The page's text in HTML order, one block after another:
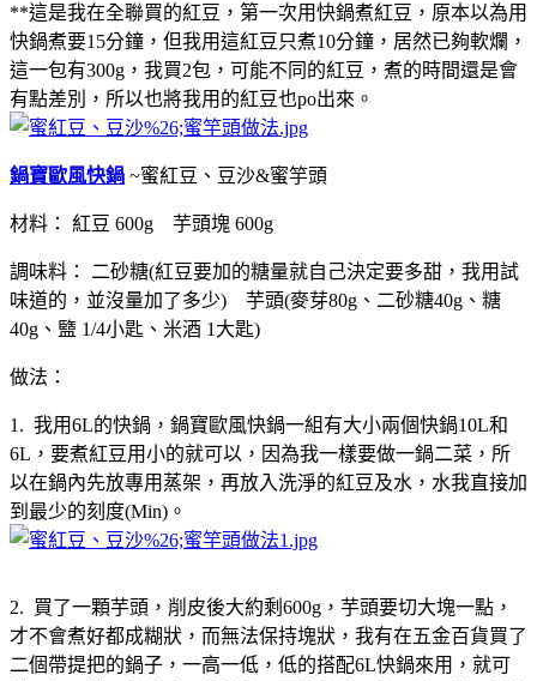
**這是我在全聯買的紅豆，第一次用快鍋煮紅豆，原本以為用
快鍋煮要15分鐘，但我用這紅豆只煮10分鐘，居然已夠軟爛，
這一包有300g，我買2包，可能不同的紅豆，煮的時間還是會
有點差別，所以也將我用的紅豆也po出來。
鍋寶歐風快鍋 ~蜜紅豆、豆沙&蜜竽頭
材料： 紅豆 600g 芋頭塊 600g
調味料： 二砂糖(紅豆要加的糖量就自己決定要多甜，我用試
味道的，並沒量加了多少) 芋頭(麥芽80g、二砂糖40g、糖
40g、盬 1/4小匙、米酒 1大匙)
做法：
1. 我用6L的快鍋，鍋寶歐風快鍋一組有大小兩個快鍋10L和
6L，要煮紅豆用小的就可以，因為我一樣要做一鍋二菜，所
以在鍋內先放專用蒸架，再放入洗淨的紅豆及水，水我直接加
到最少的刻度(Min)。
2. 買了一顆芋頭，削皮後大約剩600g，芋頭要切大塊一點，
才不會煮好都成糊狀，而無法保持塊狀，我有在五金百貨買了
二個帶提把的鍋子，一高一低，低的搭配6L快鍋來用，就可